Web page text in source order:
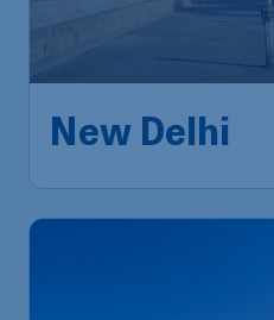
New Delhi